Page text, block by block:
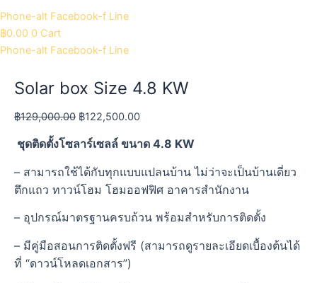
Phone-alt Facebook-f Line
฿0.00 0 Cart
Phone-alt Facebook-f Line
Solar box Size 4.8 KW
฿129,000.00 ฿122,500.00
ชุดติดตั้งโซลาร์เซลล์ ขนาด 4.8 KW
– สามารถใช้ได้กับทุกแบบแปลนบ้าน ไม่ว่าจะเป็นบ้านเดี่ยว
ตึกแถว ทาวน์โฮม โฮมออฟฟิศ อาคารสำนักงาน
– อุปกรณ์มาตรฐานครบถ้วน พร้อมสำหรับการติดตั้ง
– มีคู่มือสอนการติดตั้งฟรี (สามารถดูรายละเอียดเบื้องต้นได้
ที่ “ดาวน์โหลดเอกสาร”)